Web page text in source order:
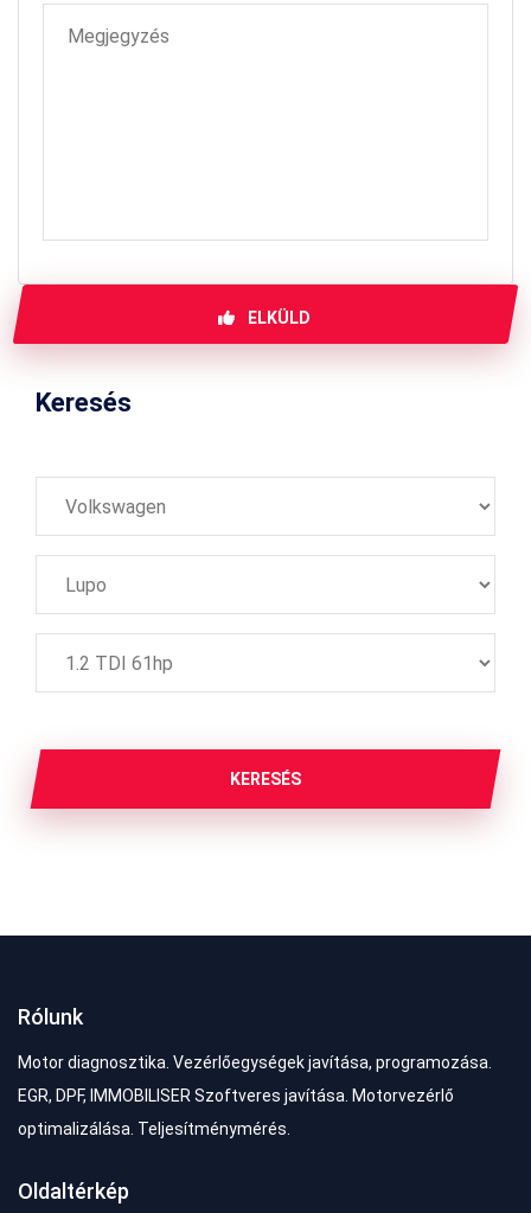
ELKÜLD
Keresés
KERESÉS
Rólunk
Motor diagnosztika. Vezérlőegységek javítása, programozása.
EGR, DPF, IMMOBILISER Szoftveres javítása. Motorvezérlő
optimalizálása. Teljesítménymérés.
Oldaltérkép